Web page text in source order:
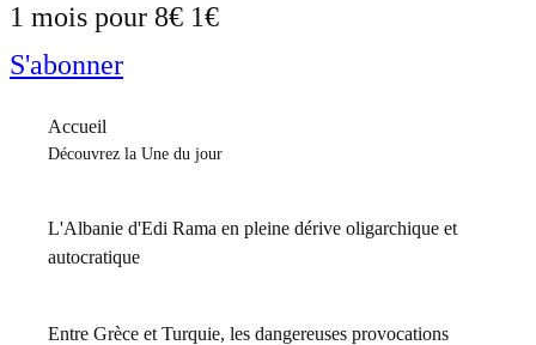
1 mois pour 8€ 1€
S'abonner
Accueil
Découvrez la Une du jour
L'Albanie d'Edi Rama en pleine dérive oligarchique et
autocratique
Entre Grèce et Turquie, les dangereuses provocations